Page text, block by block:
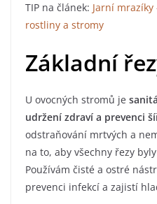
TIP na článek: Jarní
rostliny a stromy
Základní
U ovocných stromů je
udržení zdraví a prevenci
odstraňování mrtvých a
na to, aby všechny řezy
Používám čisté a ostré
prevenci infekcí a zajistí